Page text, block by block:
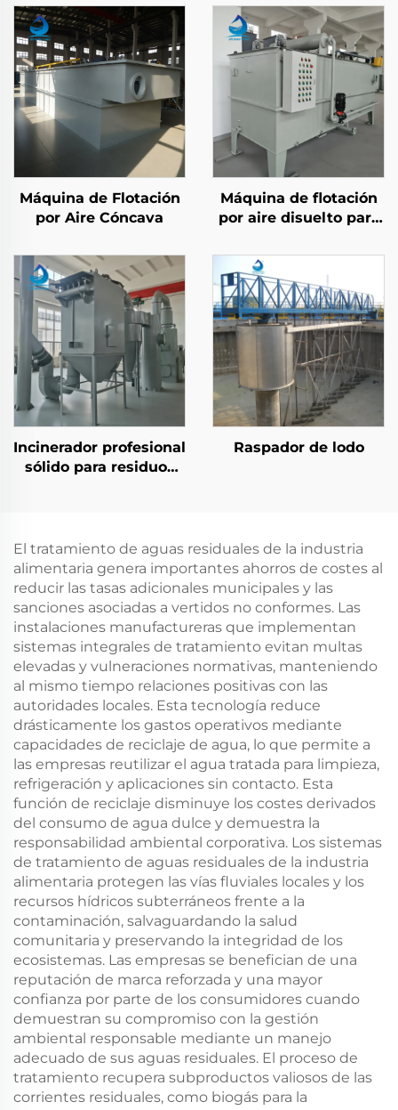
Máquina de Flotación
por Aire Cóncava
Máquina de flotación
por aire disuelto para
residuales con
procesamiento
mecánico para
eliminación de
DQO/SS en plantas de
tratamiento de aguas
residuales DAF
Incinerador profesional
sólido para residuos
Raspador de lodo
El tratamiento de aguas residuales de la industria
alimentaria genera importantes ahorros de costes al
reducir las tasas adicionales municipales y las
sanciones asociadas a vertidos no conformes. Las
instalaciones manufactureras que implementan
sistemas integrales de tratamiento evitan multas
elevadas y vulneraciones normativas, manteniendo
al mismo tiempo relaciones positivas con las
autoridades locales. Esta tecnología reduce
drásticamente los gastos operativos mediante
capacidades de reciclaje de agua, lo que permite a
las empresas reutilizar el agua tratada para limpieza,
refrigeración y aplicaciones sin contacto. Esta
función de reciclaje disminuye los costes derivados
del consumo de agua dulce y demuestra la
responsabilidad ambiental corporativa. Los sistemas
de tratamiento de aguas residuales de la industria
alimentaria protegen las vías fluviales locales y los
recursos hídricos subterráneos frente a la
contaminación, salvaguardando la salud
comunitaria y preservando la integridad de los
ecosistemas. Las empresas se benefician de una
reputación de marca reforzada y una mayor
confianza por parte de los consumidores cuando
demuestran su compromiso con la gestión
ambiental responsable mediante un manejo
adecuado de sus aguas residuales. El proceso de
tratamiento recupera subproductos valiosos de las
corrientes residuales, como biogás para la